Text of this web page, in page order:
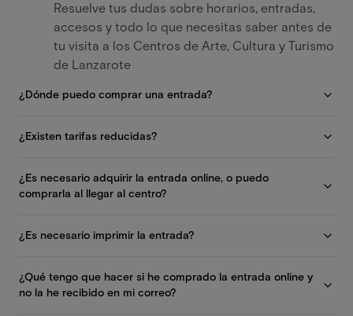
Resuelve tus dudas sobre horarios, entradas,
accesos y todo lo que necesitas saber antes de
tu visita a los Centros de Arte, Cultura y Turismo
de Lanzarote
¿Dónde puedo comprar una entrada?
¿Existen tarifas reducidas?
¿Es necesario adquirir la entrada online, o puedo
comprarla al llegar al centro?
¿Es necesario imprimir la entrada?
¿Qué tengo que hacer si he comprado la entrada online y
no la he recibido en mi correo?